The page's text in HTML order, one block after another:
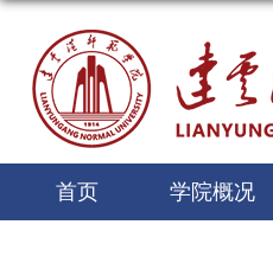
首页 学院概况